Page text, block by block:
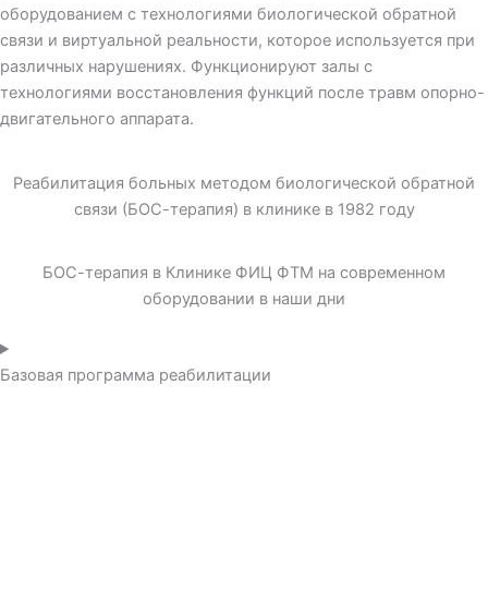
оборудованием с технологиями биологической обратной
связи и виртуальной реальности, которое используется при
различных нарушениях. Функционируют залы с
технологиями восстановления функций после травм опорно-
двигательного аппарата.
Реабилитация больных методом биологической обратной
связи (БОС-терапия) в клинике в 1982 году
БОС-терапия в Клинике ФИЦ ФТМ на современном
оборудовании в наши дни
Базовая программа реабилитации